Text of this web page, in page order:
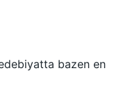
bazen en